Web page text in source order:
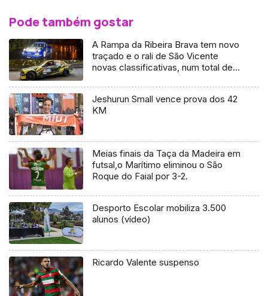
Pode também gostar
A Rampa da Ribeira Brava tem novo
traçado e o rali de São Vicente
novas classificativas, num total de
Jeshurun Small vence prova dos 42
KM
Meias finais da Taça da Madeira em
futsal,o Marítimo eliminou o São
Roque do Faial por 3-2.
Desporto Escolar mobiliza 3.500
alunos (vídeo)
Ricardo Valente suspenso